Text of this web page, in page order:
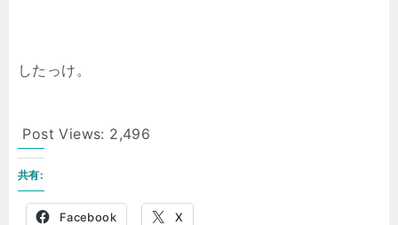
したっけ。
Post Views: 2,496
共有:
Facebook X